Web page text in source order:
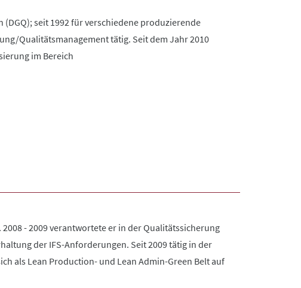
seit 1992 für verschiedene produzierende
Qualitätsmanagement tätig. Seit dem Jahr 2010
im Bereich
- 2009 verantwortete er in der Qualitätssicherung
der IFS-Anforderungen. Seit 2009 tätig in der
als Lean Production- und Lean Admin-Green Belt auf